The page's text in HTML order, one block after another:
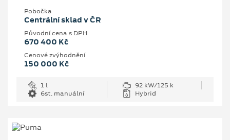
Pobočka
Centrální sklad v ČR
Původní cena s DPH
670 400 Kč
Cenové zvýhodnění
150 000 Kč
1 l
92 kW/125 k
6st. manuální
Hybrid